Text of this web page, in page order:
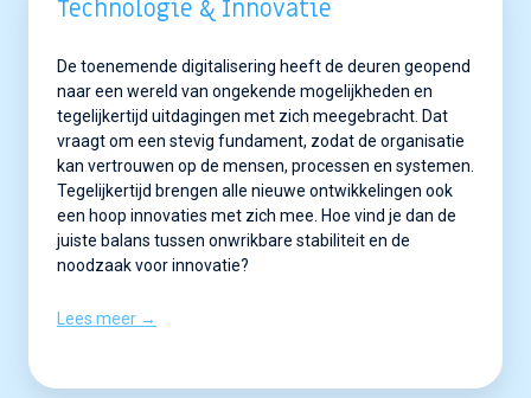
Technologie & Innovatie
De toenemende digitalisering heeft de deuren geopend
naar een wereld van ongekende mogelijkheden en
tegelijkertijd uitdagingen met zich meegebracht. Dat
vraagt om een stevig fundament, zodat de organisatie
kan vertrouwen op de mensen, processen en systemen.
Tegelijkertijd brengen alle nieuwe ontwikkelingen ook
een hoop innovaties met zich mee. Hoe vind je dan de
juiste balans tussen onwrikbare stabiliteit en de
noodzaak voor innovatie?
Lees meer →